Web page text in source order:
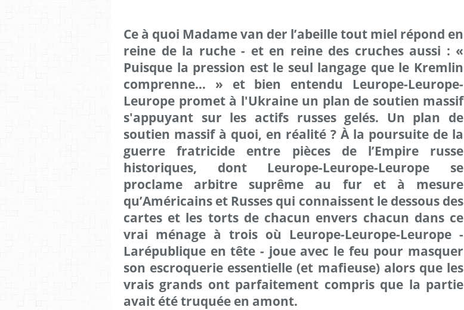
Ce à quoi Madame van der l’abeille tout miel répond en
reine de la ruche - et en reine des cruches aussi : «
Puisque la pression est le seul langage que le Kremlin
comprenne… » et bien entendu Leurope-Leurope-
Leurope promet à l'Ukraine un plan de soutien massif
s'appuyant sur les actifs russes gelés. Un plan de
soutien massif à quoi, en réalité ? À la poursuite de la
guerre fratricide entre pièces de l’Empire russe
historiques, dont Leurope-Leurope-Leurope se
proclame arbitre suprême au fur et à mesure
qu’Américains et Russes qui connaissent le dessous des
cartes et les torts de chacun envers chacun dans ce
vrai ménage à trois où Leurope-Leurope-Leurope -
Larépublique en tête - joue avec le feu pour masquer
son escroquerie essentielle (et mafieuse) alors que les
vrais grands ont parfaitement compris que la partie
avait été truquée en amont.